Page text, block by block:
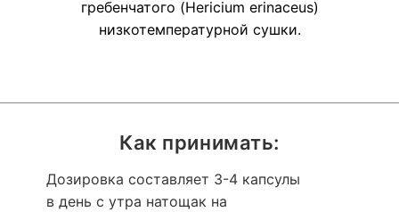
Как принимать:
Дозировка составляет 3-4 капсулы
в день с утра натощак на
гребенчатого (Hericium erinaceus)
низкотемпературной сушки.